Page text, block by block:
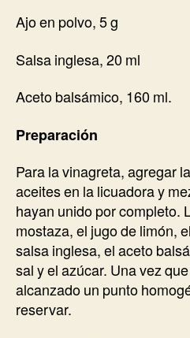
Ajo en polvo, 5 g
Salsa inglesa, 20 ml
Aceto balsámico, 160 ml.
Preparación
Para la vinagreta, agregar
aceites en la licuadora y
hayan unido por completo.
mostaza, el jugo de limón,
salsa inglesa, el aceto
sal y el azúcar. Una vez
alcanzado un punto
reservar.